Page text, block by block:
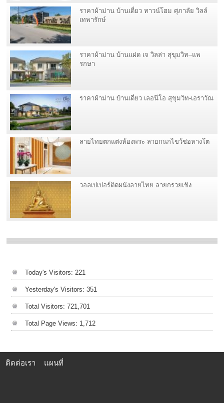
ราคาผ้าม่าน บ้านเดี่ยว ทาวน์โฮม ศุภาลัย วิลล์
เทพารักษ์
ราคาผ้าม่าน บ้านแฝด เจ วิลล่า สุขุมวิท–แพ
รกษา
ราคาผ้าม่าน บ้านเดี่ยว เลอนีโอ สุขุมวิท-เอราวัณ
ลายไทยตกแต่งห้องพระ ลายกนกไขว้ช่อหางโต
วอลเปเปอร์ติดผนังลายไทย ลายกรวยเชิง
Today's Visitors: 221
Yesterday's Visitors: 351
Total Visitors: 721,701
Total Page Views: 1,712
ติดต่อเรา แผนที่